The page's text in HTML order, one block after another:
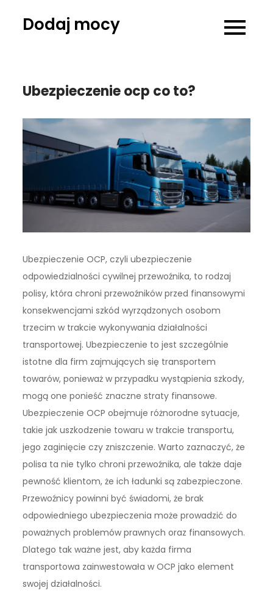
Dodaj mocy
Ubezpieczenie ocp co to?
Ubezpieczenie OCP, czyli ubezpieczenie
odpowiedzialności cywilnej przewoźnika, to rodzaj
polisy, która chroni przewoźników przed finansowymi
konsekwencjami szkód wyrządzonych osobom
trzecim w trakcie wykonywania działalności
transportowej. Ubezpieczenie to jest szczególnie
istotne dla firm zajmujących się transportem
towarów, ponieważ w przypadku wystąpienia szkody,
mogą one ponieść znaczne straty finansowe.
Ubezpieczenie OCP obejmuje różnorodne sytuacje,
takie jak uszkodzenie towaru w trakcie transportu,
jego zaginięcie czy zniszczenie. Warto zaznaczyć, że
polisa ta nie tylko chroni przewoźnika, ale także daje
pewność klientom, że ich ładunki są zabezpieczone.
Przewoźnicy powinni być świadomi, że brak
odpowiedniego ubezpieczenia może prowadzić do
poważnych problemów prawnych oraz finansowych.
Dlatego tak ważne jest, aby każda firma
transportowa zainwestowała w OCP jako element
swojej działalności.